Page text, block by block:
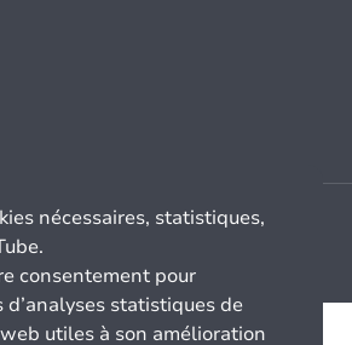
nécessaires, statistiques,
consentement pour
d’analyses statistiques de
utiles à son amélioration